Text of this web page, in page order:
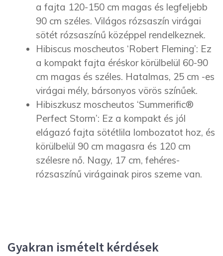
a fajta 120-150 cm magas és legfeljebb
90 cm széles. Világos rózsaszín virágai
sötét rózsaszínű középpel rendelkeznek.
Hibiscus moscheutos ‘Robert Fleming’: Ez
a kompakt fajta éréskor körülbelül 60-90
cm magas és széles. Hatalmas, 25 cm -es
virágai mély, bársonyos vörös színűek.
Hibiszkusz moscheutos ‘Summerific®
Perfect Storm’: Ez a kompakt és jól
elágazó fajta sötétlila lombozatot hoz, és
körülbelül 90 cm magasra és 120 cm
szélesre nő. Nagy, 17 cm, fehéres-
rózsaszínű virágainak piros szeme van.
Gyakran ismételt kérdések